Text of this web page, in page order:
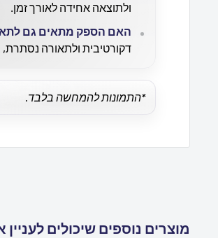
ולתוצאה אחידה לאורך זמן.
האם הספק מתאים גם
דקורטיבית ולתאורה
*התמונות להמחשה בלבד.
מוצרים נוספים שיכולים לעניין